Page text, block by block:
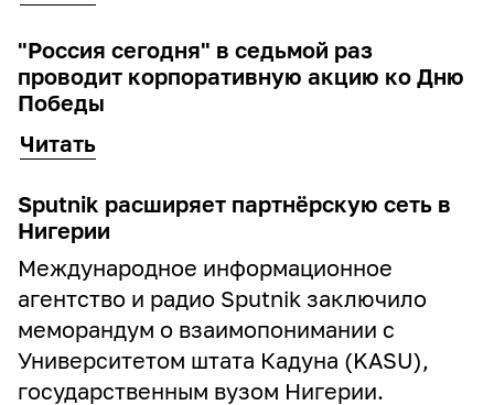
"Россия сегодня" в седьмой раз
проводит корпоративную акцию ко Дню
Победы
Читать
Sputnik расширяет партнёрскую сеть в
Нигерии
Международное информационное
агентство и радио Sputnik заключило
меморандум о взаимопонимании с
Университетом штата Кадуна (KASU),
государственным вузом Нигерии.